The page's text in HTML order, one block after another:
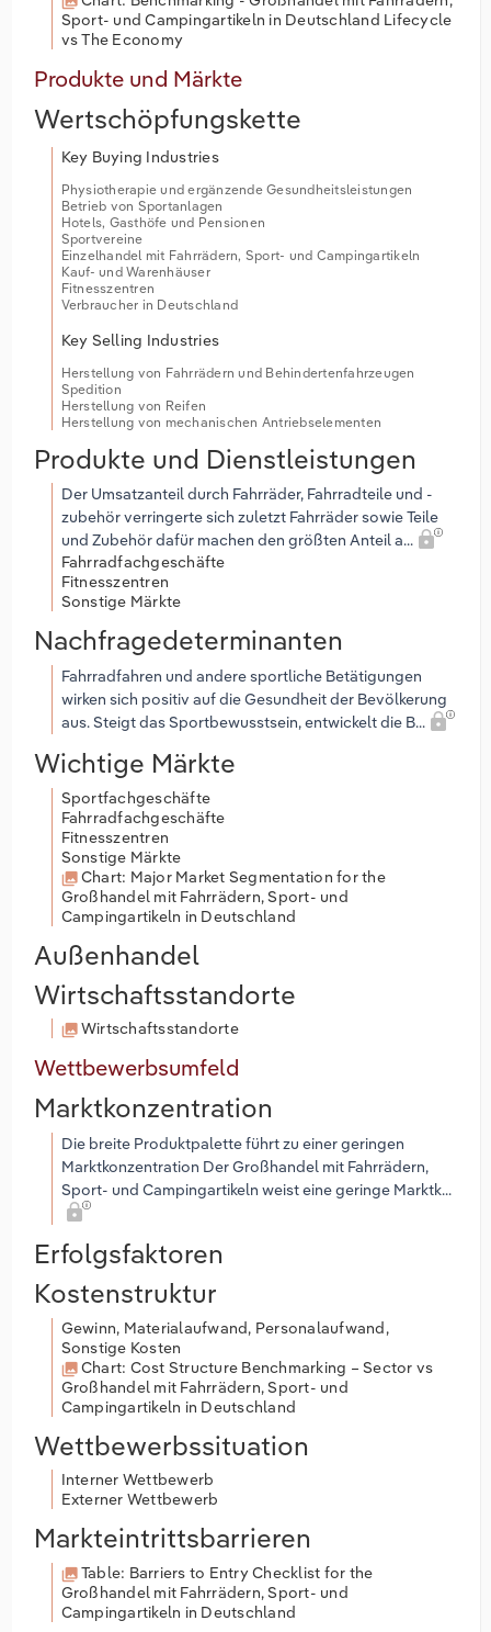
Sport- und Campingartikeln in Deutschland Lifecycle
vs The Economy
Produkte und Märkte
Wertschöpfungskette
Key Buying Industries
Physiotherapie und ergänzende Gesundheitsleistungen
Betrieb von Sportanlagen
Hotels, Gasthöfe und Pensionen
Sportvereine
Einzelhandel mit Fahrrädern, Sport- und Campingartikeln
Kauf- und Warenhäuser
Fitnesszentren
Verbraucher in Deutschland
Key Selling Industries
Herstellung von Fahrrädern und Behindertenfahrzeugen
Spedition
Herstellung von Reifen
Herstellung von mechanischen Antriebselementen
Produkte und Dienstleistungen
Der Umsatzanteil durch Fahrräder, Fahrradteile und -
zubehör verringerte sich zuletzt Fahrräder sowie Teile
und Zubehör dafür machen den größten Anteil a...
Fahrradfachgeschäfte
Fitnesszentren
Sonstige Märkte
Nachfragedeterminanten
Fahrradfahren und andere sportliche Betätigungen
wirken sich positiv auf die Gesundheit der Bevölkerung
aus. Steigt das Sportbewusstsein, entwickelt die B...
Wichtige Märkte
Sportfachgeschäfte
Fahrradfachgeschäfte
Fitnesszentren
Sonstige Märkte
Chart: Major Market Segmentation for the
Großhandel mit Fahrrädern, Sport- und
Campingartikeln in Deutschland
Außenhandel
Wirtschaftsstandorte
Wirtschaftsstandorte
Wettbewerbsumfeld
Marktkonzentration
Die breite Produktpalette führt zu einer geringen
Marktkonzentration Der Großhandel mit Fahrrädern,
Sport- und Campingartikeln weist eine geringe Marktk...
Erfolgsfaktoren
Kostenstruktur
Gewinn, Materialaufwand, Personalaufwand,
Sonstige Kosten
Chart: Cost Structure Benchmarking – Sector vs
Großhandel mit Fahrrädern, Sport- und
Campingartikeln in Deutschland
Wettbewerbssituation
Interner Wettbewerb
Externer Wettbewerb
Markteintrittsbarrieren
Table: Barriers to Entry Checklist for the
Großhandel mit Fahrrädern, Sport- und
Campingartikeln in Deutschland